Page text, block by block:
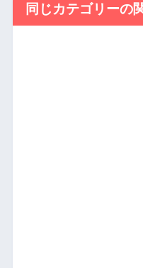
同じカテゴリーの